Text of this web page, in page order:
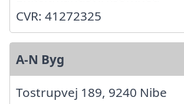
CVR: 41272325
A-N Byg
Tostrupvej 189, 9240 Nibe